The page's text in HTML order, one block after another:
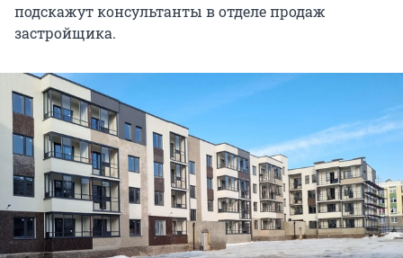
подскажут консультанты в отделе продаж
застройщика.